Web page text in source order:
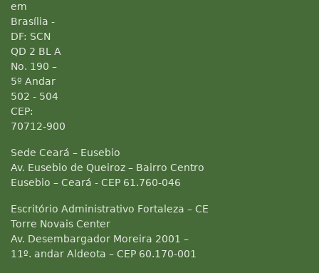
em
Brasília -
DF: SCN
QD 2 BL A
No. 190 –
5º Andar
502 - 504
CEP:
70712-900
Sede Ceará – Eusebio
Av. Eusebio de Queiroz – Bairro Centro
Eusebio – Ceará - CEP 61.760-046
Escritório Administrativo Fortaleza – CE
Torre Novais Center
Av. Desembargador Moreira 2001 –
11º. andar Aldeota – CEP 60.170-001